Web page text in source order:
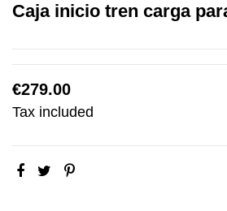
Caja inicio tren carga
€279.00
Tax included